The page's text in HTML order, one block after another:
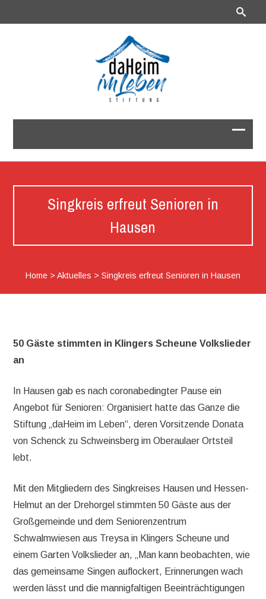
Singkreis erfreut Senioren in
Hausen
Home> Aktuelles > Singkreis erfreut Senioren in Hausen
50 Gäste stimmten in Klingers Scheune Volkslieder
an
In Hausen gab es nach coronabedingter Pause ein
Angebot für Senioren: Organisiert hatte das Ganze die
Stiftung „daHeim im Leben“, deren Vorsitzende Donata
von Schenck zu Schweinsberg im Oberaulaer Ortsteil
lebt.
Mit den Mitgliedern des Singkreises Hausen und Hessen-
Helmut an der Drehorgel stimmten 50 Gäste aus der
Großgemeinde und dem Seniorenzentrum
Schwalmwiesen aus Treysa in Klingers Scheune und
einem Garten Volkslieder an, „Man kann beobachten, wie
das gemeinsame Singen auflockert, Erinnerungen wach
werden lässt und die mannigfaltigen Beeinträchtigungen